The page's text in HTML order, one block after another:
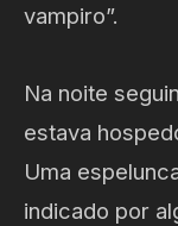
vampiro”.
Na noite
estava
Uma
indicado por